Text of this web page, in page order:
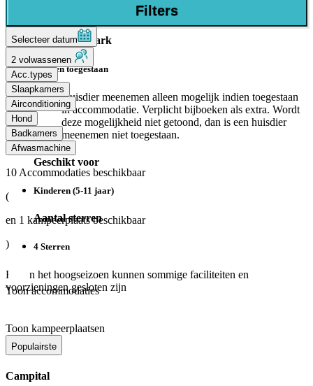
Honden op park
Honden toegestaan
Huisdier meenemen alleen mogelijk indien toegestaan
in accommodatie. Verplicht bijboeken als extra. Wordt
deze mogelijkheid niet getoond, dan is een huisdier
meenemen niet toegestaan.
Geschikt voor
Kinderen (5-11 jaar)
Aantal sterren
4 Sterren
Buiten het hoogseizoen kunnen sommige faciliteiten en
voorzieningen gesloten zijn
Filters
Selecteer datum
2 volwassenen
Acc.types
Slaapkamers
Airconditioning
Hond
Badkamers
Afwasmachine
10 Accommodaties beschikbaar
(
en 1 kampeerplaats beschikbaar
)
Toon accommodaties
Toon kampeerplaatsen
Populairste
Campital